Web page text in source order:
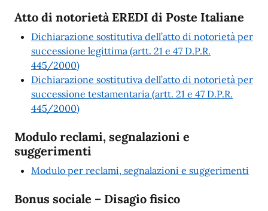
Atto di notorietà EREDI di Poste Italiane
Dichiarazione sostitutiva dell’atto di notorietà per
successione legittima (artt. 21 e 47 D.P.R.
445/2000)
Dichiarazione sostitutiva dell’atto di notorietà per
successione testamentaria (artt. 21 e 47 D.P.R.
445/2000)
Modulo reclami, segnalazioni e
suggerimenti
Modulo per reclami, segnalazioni e suggerimenti
Bonus sociale – Disagio fisico